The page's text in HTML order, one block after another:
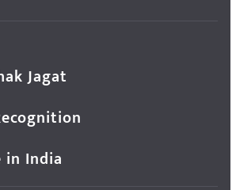
Jagat
India